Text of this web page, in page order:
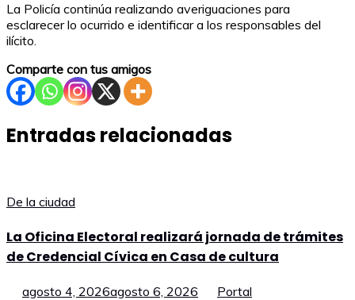
La Policía continúa realizando averiguaciones para
esclarecer lo ocurrido e identificar a los responsables del
ilícito.
Comparte con tus amigos
Entradas relacionadas
De la ciudad
La Oficina Electoral realizará jornada de trámites
de Credencial Cívica en Casa de cultura
agosto 4, 2026agosto 6, 2026 Portal